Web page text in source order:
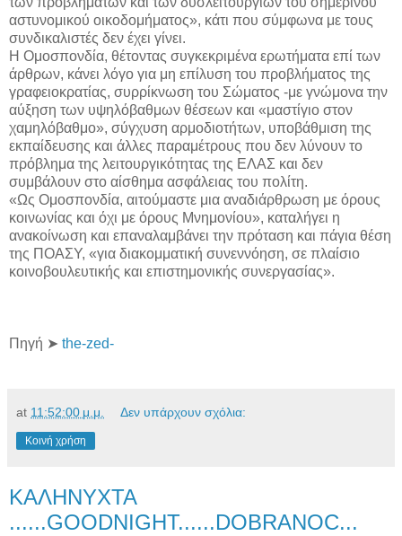
αστυνομικού οικοδομήματος», κάτι που σύμφωνα με τους
συνδικαλιστές δεν έχει γίνει.
Η Ομοσπονδία, θέτοντας συγκεκριμένα ερωτήματα επί των
άρθρων, κάνει λόγο για μη επίλυση του προβλήματος της
γραφειοκρατίας, συρρίκνωση του Σώματος -με γνώμονα την
αύξηση των υψηλόβαθμων θέσεων και «μαστίγιο στον
χαμηλόβαθμο», σύγχυση αρμοδιοτήτων, υποβάθμιση της
εκπαίδευσης και άλλες παραμέτρους που δεν λύνουν το
πρόβλημα της λειτουργικότητας της ΕΛΑΣ και δεν
συμβάλουν στο αίσθημα ασφάλειας του πολίτη.
«Ως Ομοσπονδία, αιτούμαστε μια αναδιάρθρωση με όρους
κοινωνίας και όχι με όρους Μνημονίου», καταλήγει η
ανακοίνωση και επαναλαμβάνει την πρόταση και πάγια θέση
της ΠΟΑΣΥ, «για διακομματική συνεννόηση, σε πλαίσιο
κοινοβουλευτικής και επιστημονικής συνεργασίας».
Πηγή ➤ the-zed-
at 11:52:00 μ.μ. Δεν υπάρχουν σχόλια:
Κοινή χρήση
ΚΑΛΗΝΥΧΤΑ
......GOODNIGHT......DOBRANOC...